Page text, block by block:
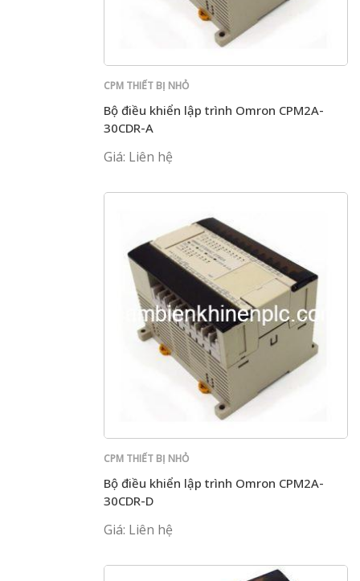
CPM THIẾT BỊ NHỎ
Bộ điều khiển lập trình Omron CPM2A-
30CDR-A
Giá: Liên hệ
CPM THIẾT BỊ NHỎ
Bộ điều khiển lập trình Omron CPM2A-
30CDR-D
Giá: Liên hệ